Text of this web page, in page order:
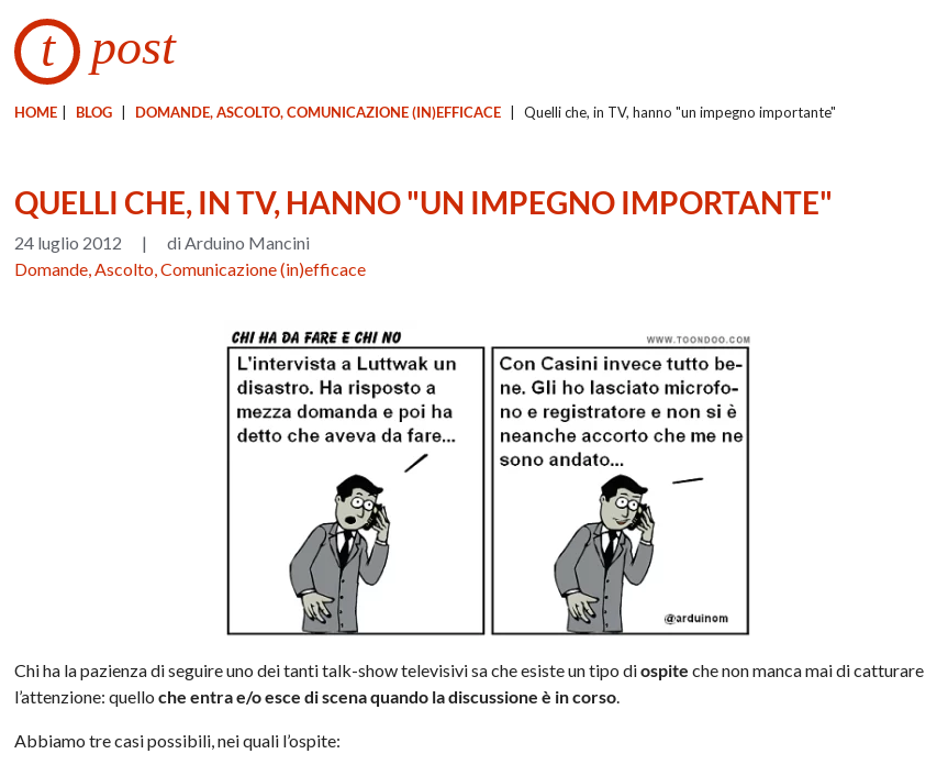
t post
HOME BLOG DOMANDE, ASCOLTO, COMUNICAZIONE (IN)EFFICACE Quelli che, in TV, hanno "un impegno importante"
QUELLI CHE, IN TV, HANNO "UN IMPEGNO IMPORTANTE"
24 luglio 2012 |
di Arduino Mancini
Domande, Ascolto, Comunicazione (in)efficace
Chi ha la pazienza di seguire uno dei tanti talk-show televisivi sa che esiste un tipo diospite che non manca mai di catturare
l’attenzione: quelloche entra e/o esce di scena quando la discussione è in corso.
Abbiamo tre casi possibili, nei quali l’ospite: